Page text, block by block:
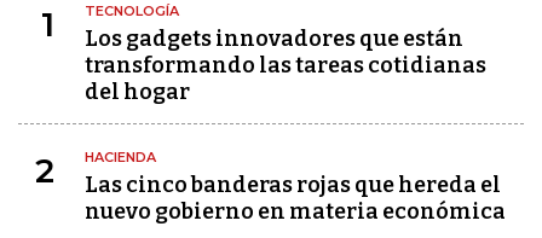
1 TECNOLOGÍA
Los gadgets innovadores que están
transformando las tareas cotidianas
del hogar
2 HACIENDA
Las cinco banderas rojas que hereda el
nuevo gobierno en materia económica